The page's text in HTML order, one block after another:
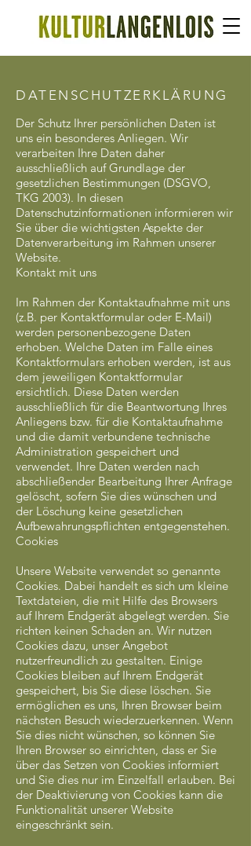
DATENSCHUTZERKLÄRUNG
Der Schutz Ihrer persönlichen Daten ist
uns ein besonderes Anliegen. Wir
verarbeiten Ihre Daten daher
ausschließlich auf Grundlage der
gesetzlichen Bestimmungen (DSGVO,
TKG 2003). In diesen
Datenschutzinformationen informieren wir
Sie über die wichtigsten Aspekte der
Datenverarbeitung im Rahmen unserer
Website.
Kontakt mit uns
Im Rahmen der Kontaktaufnahme mit uns
(z.B. per Kontaktformular oder E-Mail)
werden personenbezogene Daten
erhoben. Welche Daten im Falle eines
Kontaktformulars erhoben werden, ist aus
dem jeweiligen Kontaktformular
ersichtlich. Diese Daten werden
ausschließlich für die Beantwortung Ihres
Anliegens bzw. für die Kontaktaufnahme
und die damit verbundene technische
Administration gespeichert und
verwendet. Ihre Daten werden nach
abschließender Bearbeitung Ihrer Anfrage
gelöscht, sofern Sie dies wünschen und
der Löschung keine gesetzlichen
Aufbewahrungspflichten entgegenstehen.
Cookies
Unsere Website verwendet so genannte
Cookies. Dabei handelt es sich um kleine
Textdateien, die mit Hilfe des Browsers
auf Ihrem Endgerät abgelegt werden. Sie
richten keinen Schaden an. Wir nutzen
Cookies dazu, unser Angebot
nutzerfreundlich zu gestalten. Einige
Cookies bleiben auf Ihrem Endgerät
gespeichert, bis Sie diese löschen. Sie
ermöglichen es uns, Ihren Browser beim
nächsten Besuch wiederzuerkennen. Wenn
Sie dies nicht wünschen, so können Sie
Ihren Browser so einrichten, dass er Sie
über das Setzen von Cookies informiert
und Sie dies nur im Einzelfall erlauben. Bei
der Deaktivierung von Cookies kann die
Funktionalität unserer Website
eingeschränkt sein.